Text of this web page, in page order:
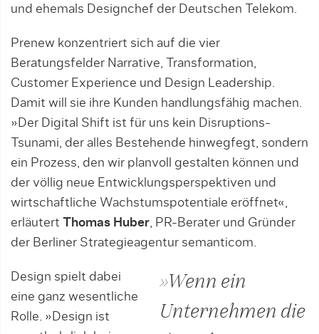
und ehemals Designchef der Deutschen Telekom.
Prenew konzentriert sich auf die vier
Beratungsfelder Narrative, Transformation,
Customer Experience und Design Leadership.
Damit will sie ihre Kunden handlungsfähig machen.
»Der Digital Shift ist für uns kein Disruptions-
Tsunami, der alles Bestehende hinwegfegt, sondern
ein Prozess, den wir planvoll gestalten können und
der völlig neue Entwicklungsperspektiven und
wirtschaftliche Wachstumspotentiale eröffnet«,
erläutert Thomas Huber, PR-Berater und Gründer
der Berliner Strategieagentur semanticom.
»Wenn ein
Unternehmen die
Design spielt dabei
eine ganz wesentliche
Rolle. »Design ist